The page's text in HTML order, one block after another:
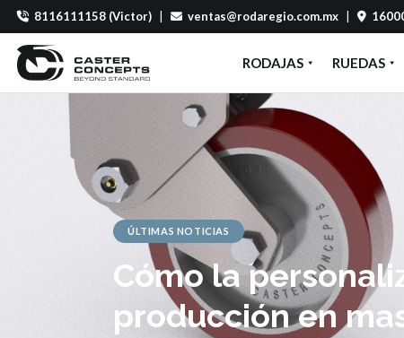
8116111158 (Victor) ventas@rodaregio.com.mx
RODAJAS RUEDAS
ÚLTIMAS NOTICIAS
Cómo la
producción en